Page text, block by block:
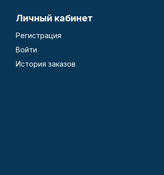
Личный кабинет
Регистрация
Войти
История заказов